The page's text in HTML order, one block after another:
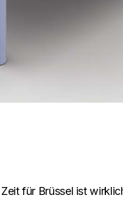
für Brüssel ist